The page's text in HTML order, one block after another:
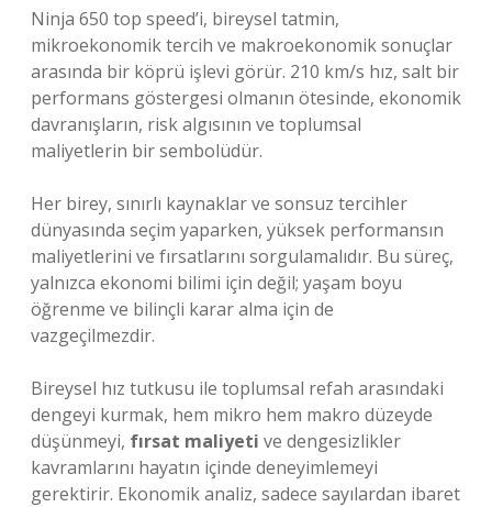
Ninja 650 top speed’i, bireysel tatmin,
mikroekonomik tercih ve makroekonomik sonuçlar
arasında bir köprü işlevi görür. 210 km/s hız, salt bir
performans göstergesi olmanın ötesinde, ekonomik
davranışların, risk algısının ve toplumsal
maliyetlerin bir sembolüdür.
Her birey, sınırlı kaynaklar ve sonsuz tercihler
dünyasında seçim yaparken, yüksek performansın
maliyetlerini ve fırsatlarını sorgulamalıdır. Bu süreç,
yalnızca ekonomi bilimi için değil; yaşam boyu
öğrenme ve bilinçli karar alma için de
vazgeçilmezdir.
Bireysel hız tutkusu ile toplumsal refah arasındaki
dengeyi kurmak, hem mikro hem makro düzeyde
düşünmeyi, fırsat maliyeti ve dengesizlikler
kavramlarını hayatın içinde deneyimlemeyi
gerektirir. Ekonomik analiz, sadece sayılardan ibaret